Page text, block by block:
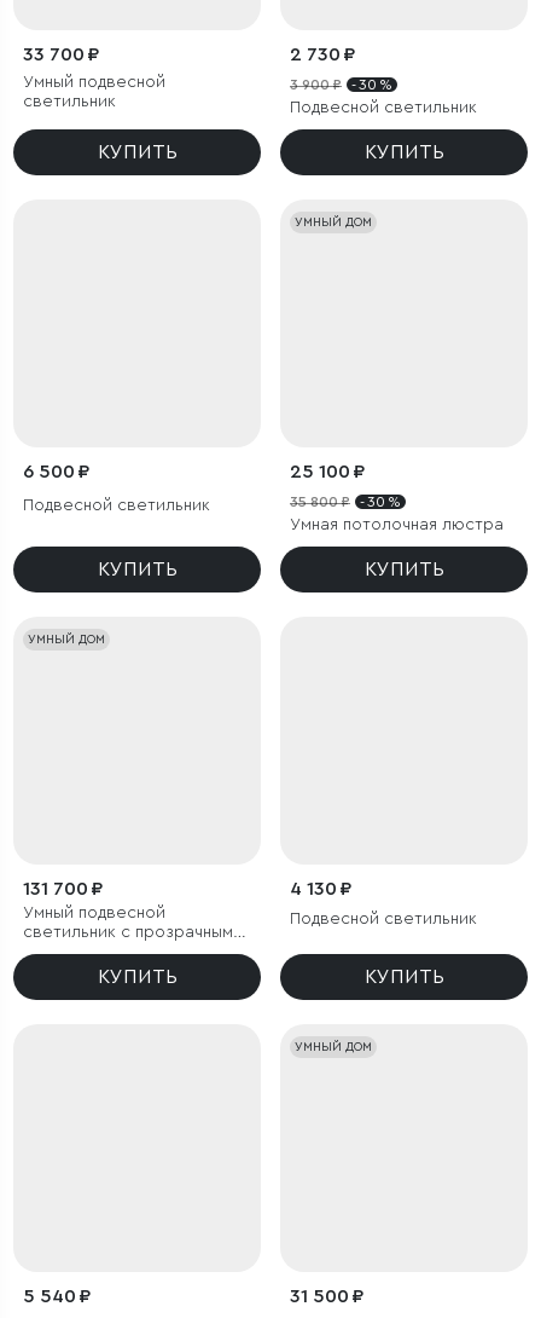
33 700 ₽
Умный подвесной
светильник
КУПИТЬ
2 730 ₽
3 900 ₽ - 30 %
Подвесной светильник
КУПИТЬ
6 500 ₽
Подвесной светильник
КУПИТЬ
УМНЫЙ ДОМ
25 100 ₽
35 800 ₽ - 30 %
Умная потолочная люстра
КУПИТЬ
УМНЫЙ ДОМ
131 700 ₽
Умный подвесной
светильник с прозрачным
хрусталем
КУПИТЬ
4 130 ₽
Подвесной светильник
КУПИТЬ
5 540 ₽
УМНЫЙ ДОМ
31 500 ₽